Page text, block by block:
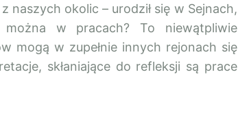
okolic – urodził się w Sejnach,
można w pracach? To niewątpliwie
mogą w zupełnie innych rejonach się
skłaniające do refleksji są prace